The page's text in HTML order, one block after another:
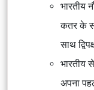
भारतीय
कतर के
साथ
भारतीय
अपना